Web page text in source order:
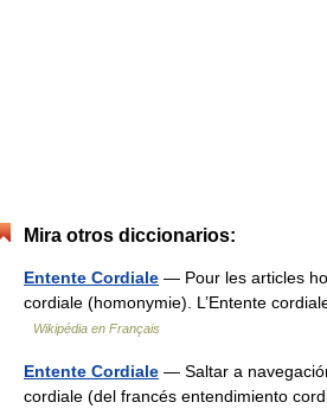
Mira otros diccionarios:
Entente Cordiale — Pour les articles
cordiale (homonymie). L’Entente
Wikipédia en Français
Entente Cordiale — Saltar a
cordiale (del francés entendimiento